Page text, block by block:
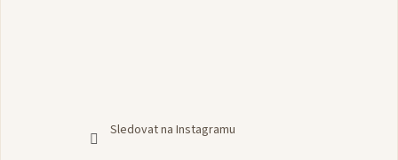
Sledovat na Instagramu